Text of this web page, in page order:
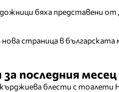
бяха представени
страница в българската
последния месец
блести с тоалети